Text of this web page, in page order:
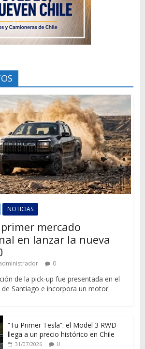
NOTICIAS
mercado
en lanzar la nueva
0
de la pick-up fue presentada en el
Santiago e incorpora un motor
“Tu Primer Tesla”: el Model 3 RWD
llega a un precio histórico en Chile
31/07/2026 0